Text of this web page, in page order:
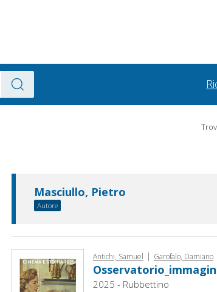
Masciullo, Pietro
Autore
Antichi, Samuel | Garofalo, Damiano
2025 - Rubbettino